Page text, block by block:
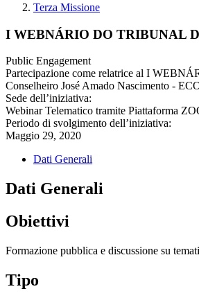
Terza Missione
I WEBNÁRIO DO TRIBUNAL
Public Engagement
Partecipazione come relatrice al I
Conselheiro José Amado Nascimento -
Sede dell’iniziativa:
Webinar Telematico tramite Piattaforma
Periodo di svolgimento dell’iniziativa:
Maggio 29, 2020
Dati Generali
Dati Generali
Obiettivi
Formazione pubblica e discussione su
Tipo